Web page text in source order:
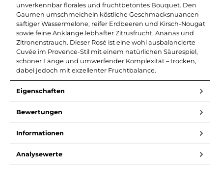
unverkennbar florales und fruchtbetontes Bouquet. Den
Gaumen umschmeicheln köstliche Geschmacksnuancen
saftiger Wassermelone, reifer Erdbeeren und Kirsch-Nougat
sowie feine Anklänge lebhafter Zitrusfrucht, Ananas und
Zitronenstrauch. Dieser Rosé ist eine wohl ausbalancierte
Cuvée im Provence-Stil mit einem natürlichen Säurespiel,
schöner Länge und umwerfender Komplexität – trocken,
dabei jedoch mit exzellenter Fruchtbalance.
Eigenschaften
Bewertungen
Informationen
Analysewerte